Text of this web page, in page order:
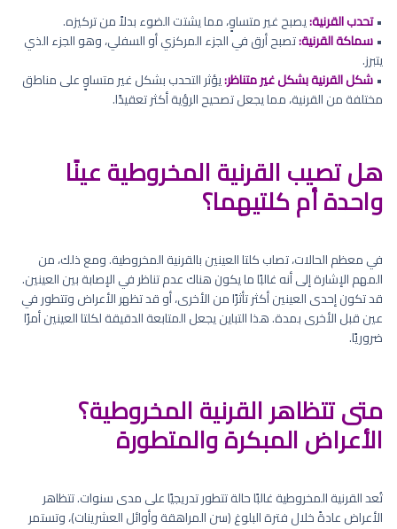
•تحدب القرنية:يصبح غير متساوٍ، مما يشتت الضوء بدلاً من تركيزه.
•سماكة القرنية:تصبح أرق في الجزء المركزي أو السفلي، وهو الجزء الذي
يتبرز.
•شكل القرنية بشكل غير متناظر:يؤثر التحدب بشكل غير متساوٍ على مناطق
مختلفة من القرنية، مما يجعل تصحيح الرؤية أكثر تعقيدًا.
هل تصيب القرنية المخروطية عينًا
واحدة أم كلتيهما؟
في معظم الحالات، تصاب كلتا العينين بالقرنية المخروطية. ومع ذلك، من
المهم الإشارة إلى أنه غالبًا ما يكون هناك عدم تناظر في الإصابة بين العينين.
قد تكون إحدى العينين أكثر تأثرًا من الأخرى، أو قد تظهر الأعراض وتتطور في
عين قبل الأخرى بمدة. هذا التباين يجعل المتابعة الدقيقة لكلتا العينين أمرًا
ضروريًا.
متى تتظاهر القرنية المخروطية؟
الأعراض المبكرة والمتطورة
تُعد القرنية المخروطية غالبًا حالة تتطور تدريجيًا على مدى سنوات. تتظاهر
الأعراض عادةً خلال فترة البلوغ (سن المراهقة وأوائل العشرينات)، وتستمر